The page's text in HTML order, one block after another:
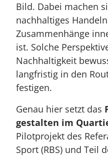
Bild. Dabei machen
nachhaltiges
Zusammenhänge
ist. Solche
Nachhaltigkeit
langfristig in den
festigen.
Genau hier setzt das
gestalten im
Pilotprojekt des
Sport (RBS) und Teil